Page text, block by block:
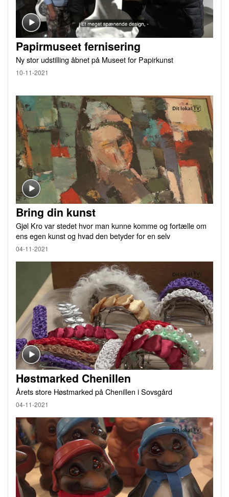
Papirmuseet fernisering
Ny stor udstilling åbnet på Museet for Papirkunst
10-11-2021
Bring din kunst
Gjøl Kro var stedet hvor man kunne komme og fortælle om
ens egen kunst og hvad den betyder for en selv
04-11-2021
Høstmarked Chenillen
Årets store Høstmarked på Chenillen i Sovsgård
04-11-2021